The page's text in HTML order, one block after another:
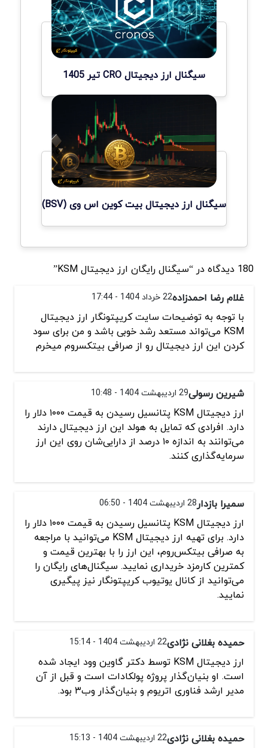
سیگنال ارز دیجیتال CRO تیر 1405
سیگنال ارز دیجیتال بیت کوین اس وی (BSV)
180 دیدگاه در “سیگنال رایگان ارز دیجیتال KSM”
غلام رضا احمدزاده22 خرداد 1404 - 17:44
با توجه به توضیحات سایت کریپتونگار ارز دیجیتال
KSM می‌تواند مستعد رشد خوبی باشد و من برای سود
کردن این ارز دیجیتال رو از صرافی بیتکسروم میخرم
شیرین رسولی29 اردیبهشت 1404 - 10:48
ارز دیجیتال KSM پتانسیل رسیدن به قیمت ۱۰۰۰ دلار را
دارد. افرادی که تمایل به هولد این ارز دیجیتال دارند
می‌توانند به اندازه ۱۰ درصد از دارایی‌شان روی این ارز
سرمایه‌گذاری کنند.
سمیرا بازدار28 اردیبهشت 1404 - 06:50
ارز دیجیتال KSM پتانسیل رسیدن به قیمت ۱۰۰۰ دلار را
دارد. برای تهیه ارز دیجیتال KSM می‌توانید با مراجعه
به صرافی بیتکس‌روم، این ارز را با بهترین قیمت و
کمترین کارمزد خریداری نمایید. سیگنال‌های رایگان را
می‌توانید از کانال یوتیوب کریپتونگار نیز پیگیری
نمایید.
حمیده بغلانی نژادی22 اردیبهشت 1404 - 15:14
ارز دیجیتال KSM توسط دکتر گاوین وود ایجاد شده
است. او بنیان‌گذار پروژه پولکادات است و قبل از آن
مدیر ارشد فناوری اتریوم و بنیان‌گذار وب۳ بود.
حمیده بغلانی نژادی22 اردیبهشت 1404 - 15:13